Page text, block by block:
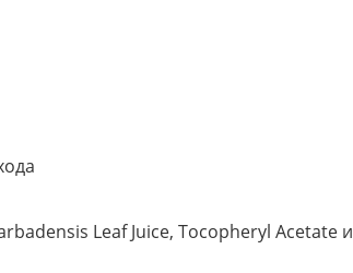
Leaf Juice, Tocopheryl Acetate